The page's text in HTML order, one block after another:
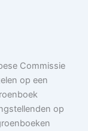
Commissie
op een
op